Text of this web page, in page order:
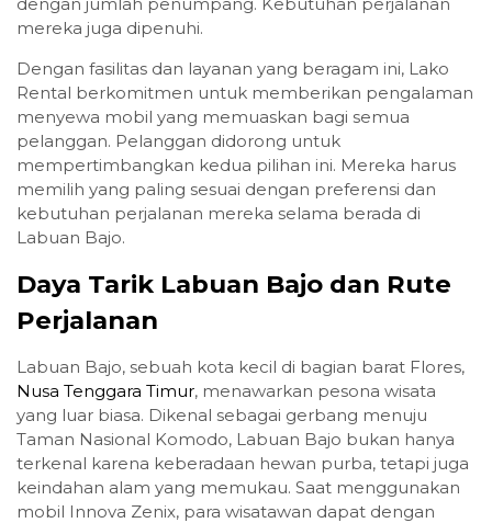
mereka juga dipenuhi.
Dengan fasilitas dan layanan yang beragam ini, Lako
Rental berkomitmen untuk memberikan pengalaman
menyewa mobil yang memuaskan bagi semua
pelanggan. Pelanggan didorong untuk
mempertimbangkan kedua pilihan ini. Mereka harus
memilih yang paling sesuai dengan preferensi dan
kebutuhan perjalanan mereka selama berada di
Labuan Bajo.
Daya Tarik Labuan Bajo dan Rute
Perjalanan
Labuan Bajo, sebuah kota kecil di bagian barat Flores,
Nusa Tenggara Timur, menawarkan pesona wisata
yang luar biasa. Dikenal sebagai gerbang menuju
Taman Nasional Komodo, Labuan Bajo bukan hanya
terkenal karena keberadaan hewan purba, tetapi juga
keindahan alam yang memukau. Saat menggunakan
mobil Innova Zenix, para wisatawan dapat dengan